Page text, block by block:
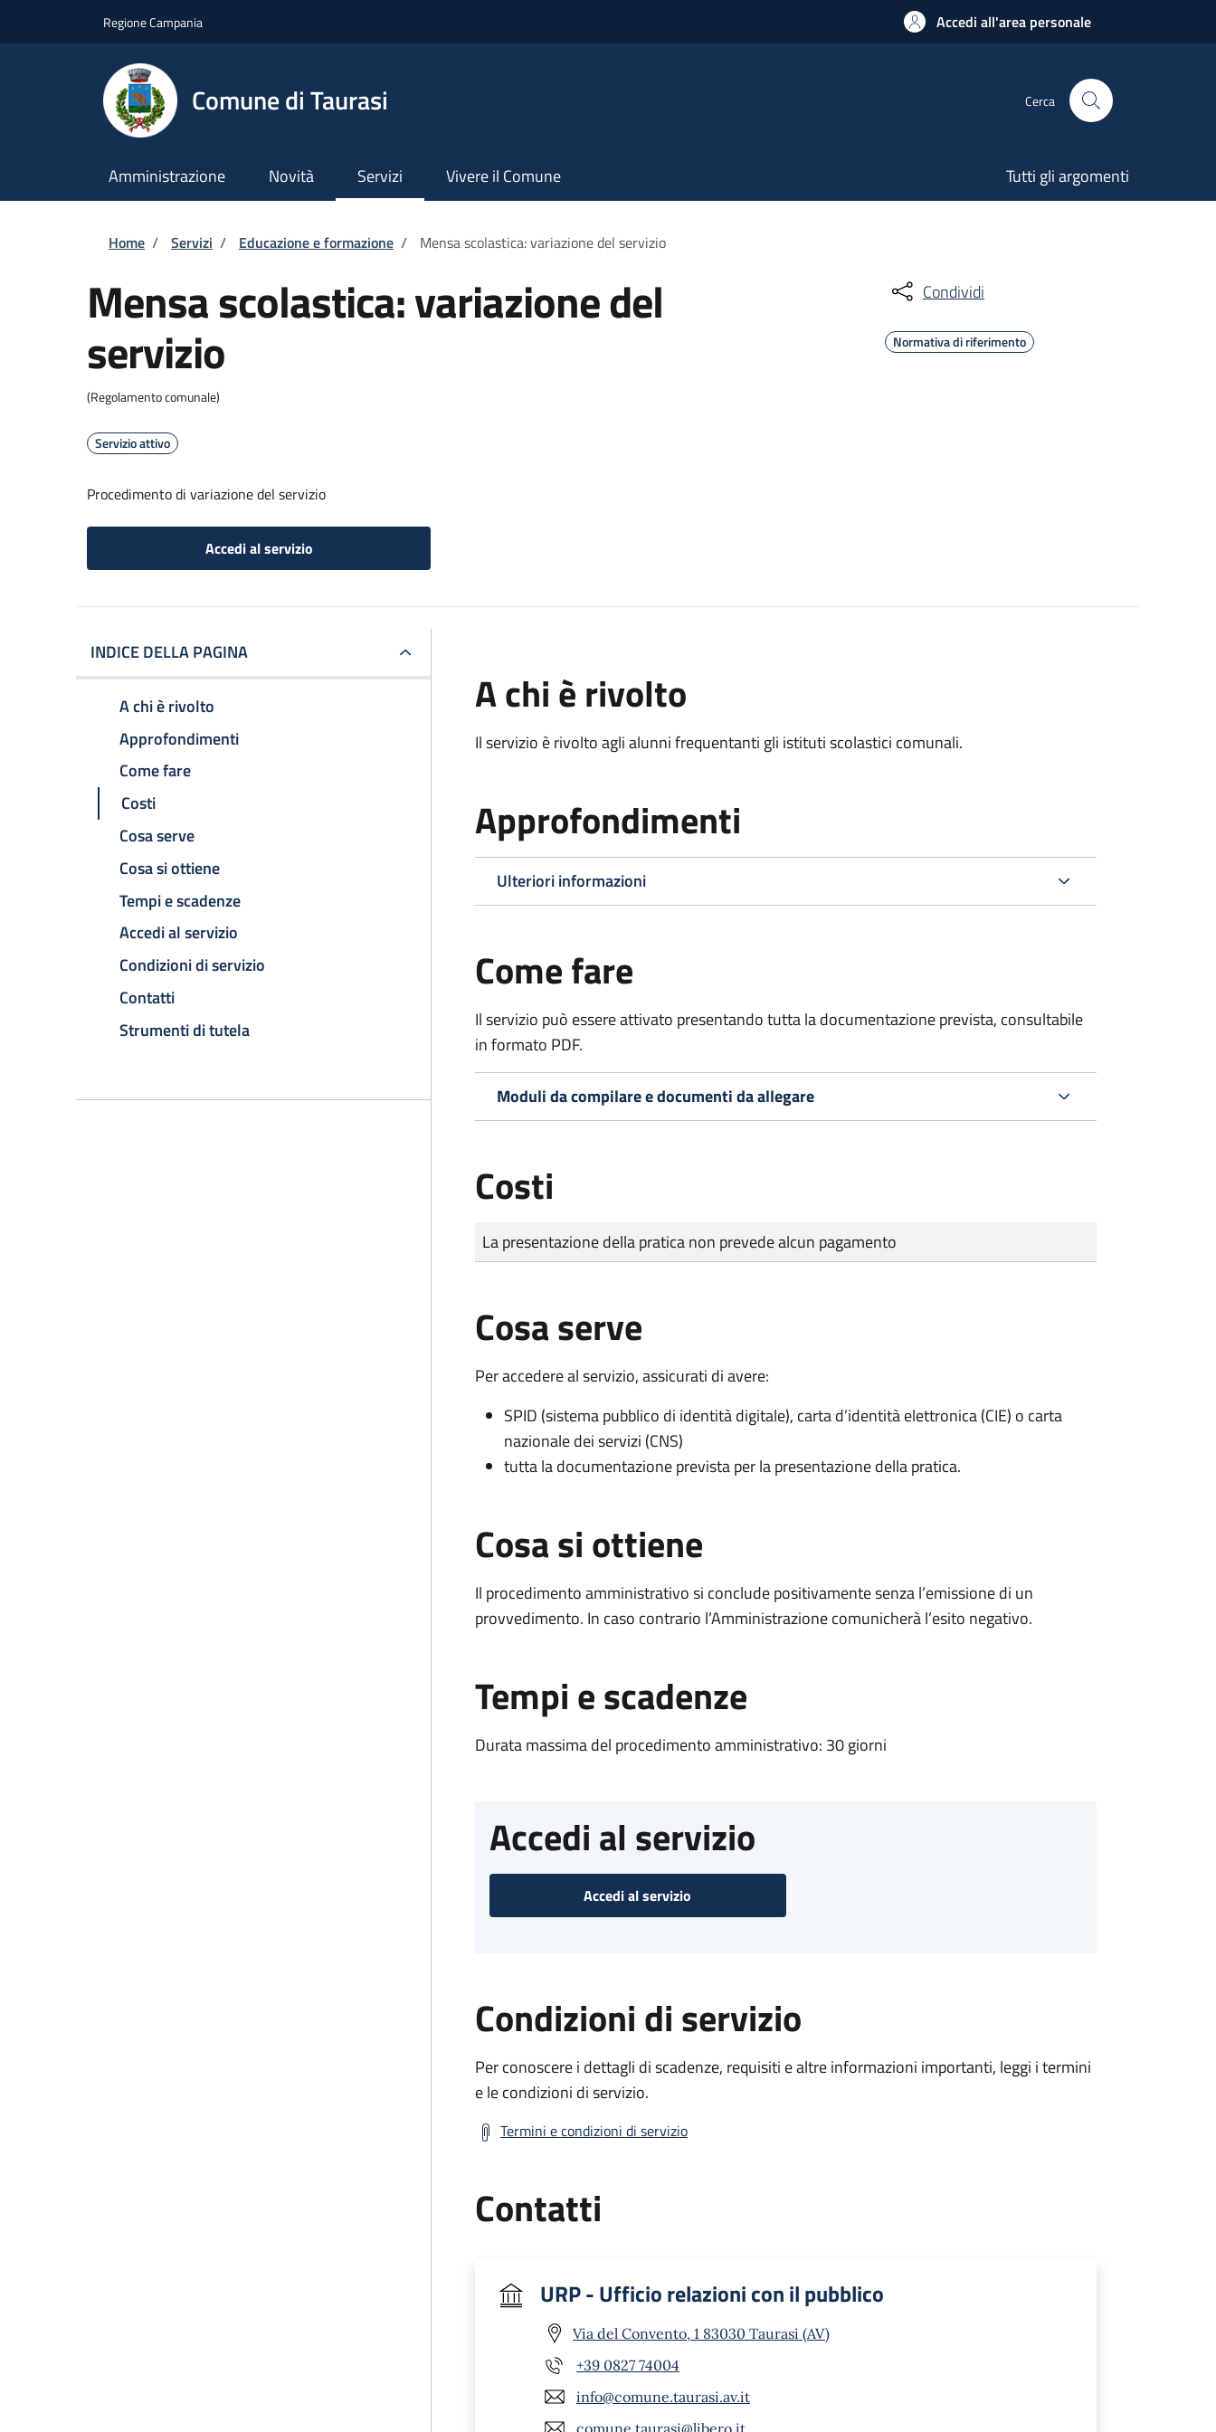
Regione Campania Accedi all'area personale
Comune di Taurasi Cerca
Amministrazione Novità Servizi Vivere il Comune Tutti gli argomenti
Briciole di pane
Home / Servizi / Educazione e formazione / Mensa scolastica: variazione del servizio
Mensa scolastica: variazione del
servizio
(Regolamento comunale)
Servizio attivo
Procedimento di variazione del servizio
Accedi al servizio
Condividi
Normativa di riferimento
INDICE DELLA PAGINA
A chi è rivolto
Approfondimenti
Come fare
Costi
Cosa serve
Cosa si ottiene
Tempi e scadenze
Accedi al servizio
Condizioni di servizio
Contatti
Strumenti di tutela
A chi è rivolto
Il servizio è rivolto agli alunni frequentanti gli istituti scolastici comunali.
Approfondimenti
Ulteriori informazioni
Come fare
Il servizio può essere attivato presentando tutta la documentazione prevista, consultabile
in formato PDF.
Moduli da compilare e documenti da allegare
Costi
Tipo di pagamento
Importo
La presentazione della pratica non prevede alcun pagamento
Cosa serve
Per accedere al servizio, assicurati di avere:
SPID (sistema pubblico di identità digitale), carta d’identità elettronica (CIE) o carta
nazionale dei servizi (CNS)
tutta la documentazione prevista per la presentazione della pratica.
Cosa si ottiene
Il procedimento amministrativo si conclude positivamente senza l’emissione di un
provvedimento. In caso contrario l’Amministrazione comunicherà l’esito negativo.
Tempi e scadenze
Durata massima del procedimento amministrativo: 30 giorni
Accedi al servizio
Accedi al servizio
Condizioni di servizio
Per conoscere i dettagli di scadenze, requisiti e altre informazioni importanti, leggi i termini
e le condizioni di servizio.
Termini e condizioni di servizio
Contatti
URP - Ufficio relazioni con il pubblico
Via del Convento, 1 83030 Taurasi (AV)
+39 0827 74004
info@comune.taurasi.av.it
comune.taurasi@libero.it